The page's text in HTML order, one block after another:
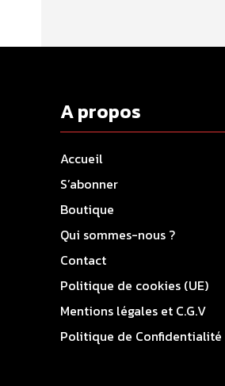
A propos
Accueil
S’abonner
Boutique
Qui sommes-nous ?
Contact
Politique de cookies (UE)
Mentions légales et C.G.V
Politique de Confidentialité